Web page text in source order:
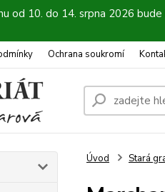
od 10. do 14. srpna 2026
Ochrana soukromí
Úvod Stará